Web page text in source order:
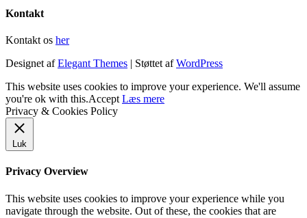
Kontakt
Kontakt os her
Designet afElegant Themes | Støttet afWordPress
This website uses cookies to improve your experience. We'll assume
you're ok with this.Accept Læs mere
Privacy & Cookies Policy
Luk
Privacy Overview
This website uses cookies to improve your experience while you
navigate through the website. Out of these, the cookies that are